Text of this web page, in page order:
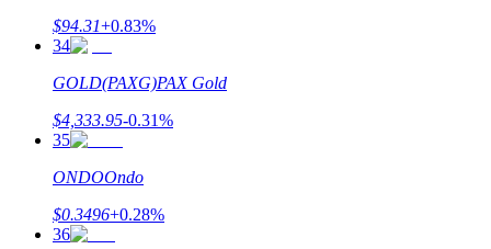
BTC Welcome Rewards
Deposit & Trade BTC to Share 25000 USDT prize pool!
Deposit CASHCAT & Win
Share 500000 CASHCAT prize pool
$94.31+0.83%
34
GOLD(PAXG)PAX Gold
$4,333.95-0.31%
35
ONDOOndo
$0.3496+0.28%
36